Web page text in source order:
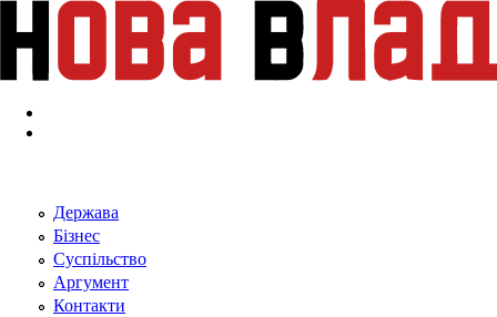
Перейти к основному содержанию
Держава
Бізнес
Суспільство
Аргумент
Контакти